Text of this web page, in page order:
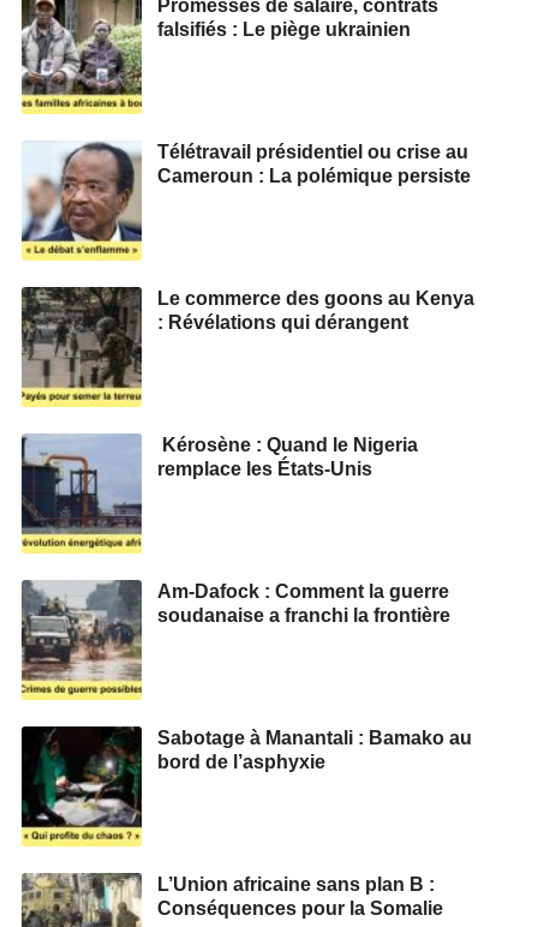
Promesses de salaire, contrats
falsifiés : Le piège ukrainien
Télétravail présidentiel ou crise au
Cameroun : La polémique persiste
Le commerce des goons au Kenya
: Révélations qui dérangent
Kérosène : Quand le Nigeria
remplace les États-Unis
Am-Dafock : Comment la guerre
soudanaise a franchi la frontière
Sabotage à Manantali : Bamako au
bord de l’asphyxie
L’Union africaine sans plan B :
Conséquences pour la Somalie